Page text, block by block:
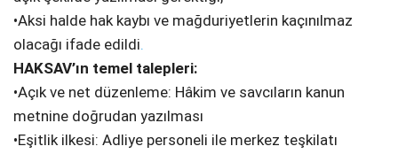
•Aksi halde hak kaybı ve mağduriyetlerin kaçınılmaz
olacağı ifade edildi.
HAKSAV’ın temel talepleri:
•Açık ve net düzenleme: Hâkim ve savcıların kanun
metnine doğrudan yazılması
•Eşitlik ilkesi: Adliye personeli ile merkez teşkilatı